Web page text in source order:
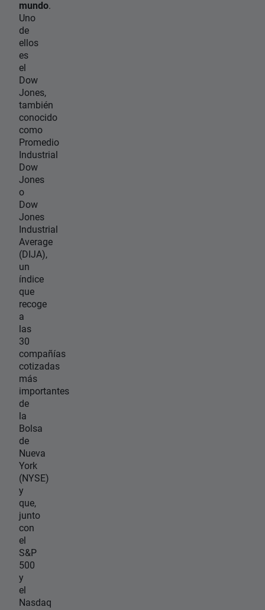
mundo.
Uno
de
ellos
es
el
Dow
Jones,
también
conocido
como
Promedio
Industrial
Dow
Jones
o
Dow
Jones
Industrial
Average
(DIJA),
un
índice
que
recoge
a
las
30
compañías
cotizadas
más
importantes
de
la
Bolsa
de
Nueva
York
(NYSE)
y
que,
junto
con
el
S&P
500
y
el
Nasdaq